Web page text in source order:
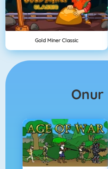
Gold Miner Classic
Onur